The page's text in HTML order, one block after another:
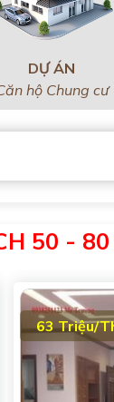
DỰ ÁN
hộ Chung cư
50 -
63 Triệu/